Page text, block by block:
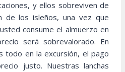
y ellos sobreviven de
de los isleños, una vez que
consume el almuerzo en
será sobrevalorado. En
todo en la excursión, el pago
justo. Nuestras lanchas